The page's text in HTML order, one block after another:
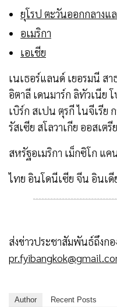
ยุโรป ตะวันออกกลางแ
อเมริกา
เอเชีย
เนเธอร์แลนด์ เยอรมนี ส
อิตาลี เดนมาร์ก ลิทัวเนีย
เบิร์ก สเปน ตุรกี ไนจีเรีย
รัสเซีย สโลวาเกีย ออสเตรี
สหรัฐอเมริกา เม็กซิโก แค
ไทย อินโดนีเซีย จีน อินเ
ส่งข่าวประชาสัมพันธ์ถึง
Author Recent Posts